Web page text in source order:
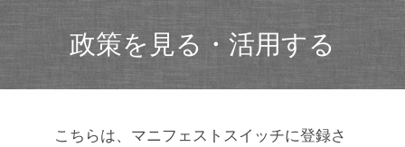
政策を見る・活用する
こちらは、マニフェストスイッチに登録さ